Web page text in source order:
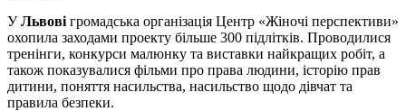
УЛьвові громадська організація Центр «Жіночі перспективи»
охопила заходами проекту більше 300 підлітків. Проводилися
тренінги, конкурси малюнку та виставки найкращих робіт, а
також показувалися фільми про права людини, історію прав
дитини, поняття насильства, насильство щодо дівчат та
правила безпеки.